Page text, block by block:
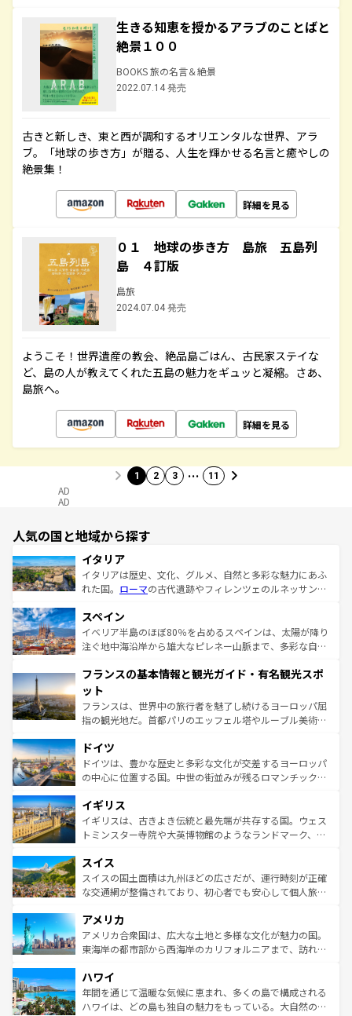
生きる知恵を授かるアラブのことばと
絶景１００
BOOKS 旅の名言＆絶景
2022.07.14 発売
古きと新しき、東と西が調和するオリエンタルな世界、アラ
ブ。「地球の歩き方」が贈る、人生を輝かせる名言と癒やしの
絶景集！
詳細を見る
０１ 地球の歩き方 島旅 五島列
島 ４訂版
島旅
2024.07.04 発売
ようこそ！世界遺産の教会、絶品島ごはん、古民家ステイな
ど、島の人が教えてくれた五島の魅力をギュッと凝縮。さあ、
島旅へ。
詳細を見る
1 2 3 … 11
AD
AD
人気の国と地域から探す
イタリア
イタリアは歴史、文化、グルメ、自然と多彩な魅力にあふ
れた国。 ローマの古代遺跡やフィレンツェのルネッサンス
ろん、トスカーナの美しい田園風景やアマルフィ海岸の絶
景など、自然景観も見逃せない。観光の合間には、本場の
ピザやパスタなど、絶品のイタリア料理を堪能することも
ませてくれるイタリアで、忘れられない旅をしてみよう！
なお、新着のイタリア情報は
しい。
スペイン
イベリア半島のほぼ80％を占めるスペインは、太陽が降り
注ぐ地中海沿岸から雄大なピレネー山脈まで、多彩な自然
文化が根付くこの国では、情熱的なフラメンコ、熱気あふ
れる闘牛、そして美味しいタパスが生活の一部となってい
る。首都マドリードの洗練された雰囲気や、バルセロナの
アートに溢れた街角から、地方では古代ローマ遺跡や中世
せる。地方によって風土や気候が異なるスペインはその個
性で訪れる人を魅了する。 なお、新着のスペイン情報は コ
ンテンツ一覧を参照してほしい。
フランスの基本情報と観光ガイド・有名観光スポ
ット
フランスは、世界中の旅行者を魅了し続けるヨーロッパ屈
指の観光地だ。首都パリのエッフェル塔やルーブル美術館
で、幅広い魅力が詰まっている。華麗な宮殿、歴史的な大
聖堂、美しいビーチ、そして豊かな自然が、訪れる者を心
から魅了する。また、フランスは美食の国としても知ら
いる。シャンパンの発祥地であるランス、プロヴァンスの
香り高いラベンダー畑など、多彩な楽しみ方が可能だ。さ
らに、パリ以外の地域にも魅力が溢れており、どの街角に
れる地方に足を運ぶとそれぞれで全く異なる文化を体験で
きるだろう。 なお、新着のフランス情報はコンテンツ一覧
を参照してほしい。
ドイツ
ドイツは、豊かな歴史と多彩な文化が交差するヨーロッパ
の中心に位置する国。中世の街並みが残るロマンチック街
顔を持つこの国は、どこを歩いても飽きることがない。ベ
ルリンの文化的活気、バイエルン州のアルプスの絶景、そ
してライン川沿いのワイン畑といった風景は必見。ビール
は、お酒好きな人にはぜひ体験してほしい。 なお、新着の
ドイツ情報はコンテンツ一覧を参照してほしい。
イギリス
イギリスは、古きよき伝統と最先端が共存する国。ウェス
トミンスター寺院や大英博物館のようなランドマーク、歴
リアごとに異なる魅力がある。また、優雅なアフタヌーン
ティー、ビール好きにはたまらない英国パブ、サッカー観
戦など、本場だからこそできる体験も豊富。イギリスを旅
ンツ一覧を参照してほしい。
スイス
スイスの国土面積は九州ほどの広さだが、運行時刻が正確
な交通網が整備されており、初心者でも安心して個人旅行
の建物がそのまま残る町や、スイスならではのユニークな
博物館もあり、アルプス観光だけでなく町歩きも満喫する
ことができる。国民の所得が高いため物価も高いが、旅行
ば市内交通費無料で観光を楽しむこともできる。 なお、新
着のスイス情報はコンテンツ一覧 を参照してほしい。
アメリカ
アメリカ合衆国は、広大な土地と多様な文化が魅力の国。
東海岸の都市部から西海岸のカリフォルニアまで、訪れる
のような巨大都市は、観光、ショッピング、エンターテイ
ンメントが詰まった刺激的なスポットだ。一方、アメリカ
西部には大自然が広がり、グランドキャニオンやイエロー
ハワイ
年間を通じて温暖な気候に恵まれ、多くの島で構成される
ハワイは、どの島も独自の魅力をもっている。大自然の神